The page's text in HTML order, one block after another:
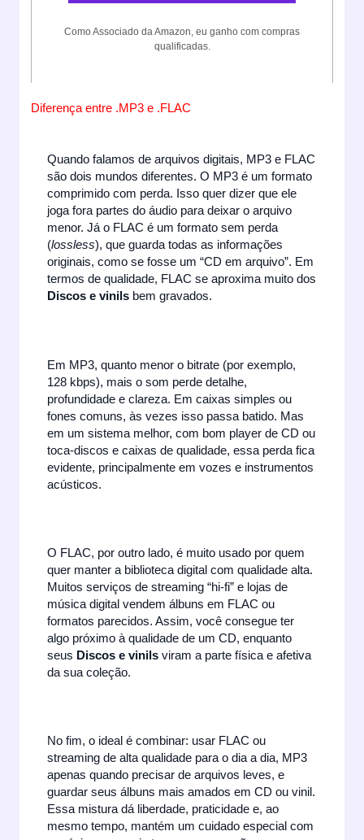
Como Associado da Amazon, eu ganho com compras
qualificadas.
Diferença entre .MP3 e .FLAC
Quando falamos de arquivos digitais, MP3 e FLAC
são dois mundos diferentes. O MP3 é um formato
comprimido com perda. Isso quer dizer que ele
joga fora partes do áudio para deixar o arquivo
menor. Já o FLAC é um formato sem perda
(lossless), que guarda todas as informações
originais, como se fosse um “CD em arquivo”. Em
termos de qualidade, FLAC se aproxima muito dos
Discos e vinils bem gravados.
Em MP3, quanto menor o bitrate (por exemplo,
128 kbps), mais o som perde detalhe,
profundidade e clareza. Em caixas simples ou
fones comuns, às vezes isso passa batido. Mas
em um sistema melhor, com bom player de CD ou
toca-discos e caixas de qualidade, essa perda fica
evidente, principalmente em vozes e instrumentos
acústicos.
O FLAC, por outro lado, é muito usado por quem
quer manter a biblioteca digital com qualidade alta.
Muitos serviços de streaming “hi-fi” e lojas de
música digital vendem álbuns em FLAC ou
formatos parecidos. Assim, você consegue ter
algo próximo à qualidade de um CD, enquanto
seus Discos e vinils viram a parte física e afetiva
da sua coleção.
No fim, o ideal é combinar: usar FLAC ou
streaming de alta qualidade para o dia a dia, MP3
apenas quando precisar de arquivos leves, e
guardar seus álbuns mais amados em CD ou vinil.
Essa mistura dá liberdade, praticidade e, ao
mesmo tempo, mantém um cuidado especial com